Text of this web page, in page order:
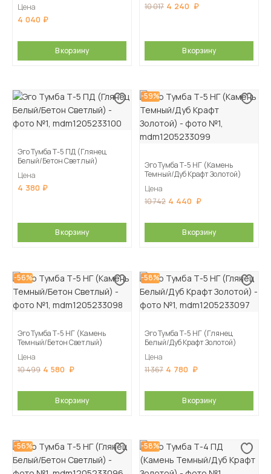
Цена
4 040
В корзину
10 017 4 240
В корзину
Эго Тумба Т-5 ПД (Глянец
Белый/Бетон Светлый)
Цена
4 380
В корзину
-59%
Эго Тумба Т-5 НГ (Камень
Темный/Дуб Крафт Золотой)
Цена
10 742 4 440
В корзину
-56%
Эго Тумба Т-5 НГ (Камень
Темный/Бетон Светлый)
Цена
10 499 4 580
В корзину
-58%
Эго Тумба Т-5 НГ (Глянец
Белый/Дуб Крафт Золотой)
Цена
11 367 4 780
В корзину
-56% -58%